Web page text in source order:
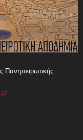
Πανηπειρωτικής